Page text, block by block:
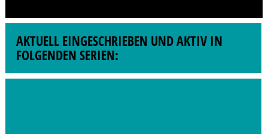
AKTUELL EINGESCHRIEBEN UND AKTIV IN
FOLGENDEN SERIEN: